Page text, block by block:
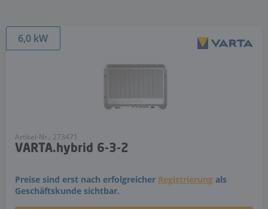
6,0 kW
Artikel-Nr.: 273471
VARTA.hybrid 6-3-2
Preise sind erst nach erfolgreicher Registrierung als
Geschäftskunde sichtbar.